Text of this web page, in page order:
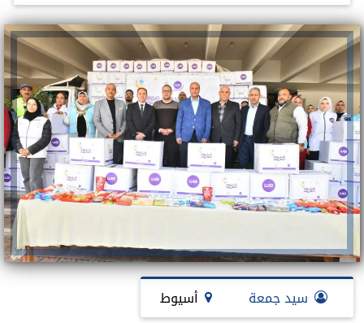
سيد جمعة أسيوط